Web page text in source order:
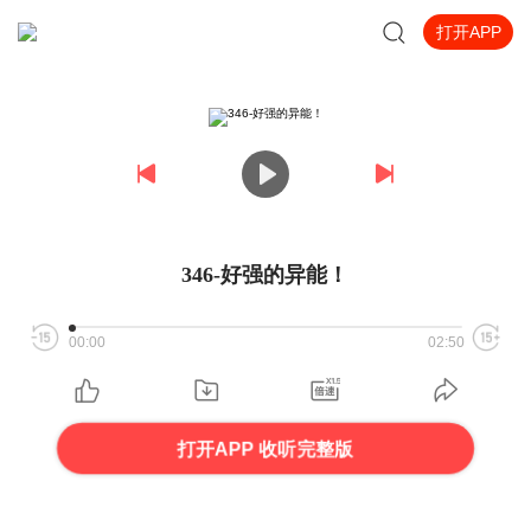
打开APP
346-好强的异能！
00:00 02:50
打开APP 收听完整版